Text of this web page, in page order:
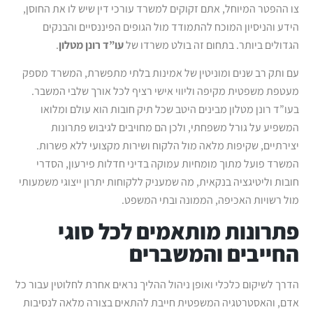
צו ההפטר המיוחל, אתם זקוקים למשרד עורכי דין שיש לו את החוסן,
הידע והניסיון המוכח להתמודד מול הגופים הפיננסיים והבנקים
הגדולים ביותר. בתחום זה בולט משרדו שלעו”ד רונן מטלון.
עם ותק רב שנים ומוניטין של אמינות בלתי מתפשרת, המשרד מספק
מעטפת משפטית מקיפה וליווי אישי רציף לכל אורך שלבי המשבר.
בעו”ד רונן מטלון מבינים היטב שכל תיק חובות הוא עולם ומלואו
המשפיע על גורל משפחתי, ולכן הם מחויבים לגיבוש פתרונות
יצירתיים, שקיפות מלאה מול הלקוח ושירות מקצועי ללא פשרות.
המשרד פועל מתוך מומחיות עמוקה בדיני חדלות פירעון, הסדרי
חובות וליטיגציה בנקאית, מה שמעניק ללקוחות יתרון ייצוגי משמעותי
מול רשויות האכיפה, הממונה ובתי המשפט.
פתרונות מותאמים לכל סוגי
החייבים והמשברים
הדרך לשיקום כלכלי ואופן ניהול ההליך נראים אחרת לחלוטין עבור כל
אדם, והאסטרטגיה המשפטית חייבת להתאים בצורה מלאה לנסיבות